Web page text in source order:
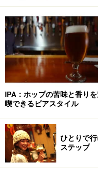
1本5,000円の理由
このビールが高価なの
す。まず、オーク樽で
エルダーベリーを加え
ているとのことで、最
で、このボトルに関して
通常のビールは2週間か
IPA：ホップの苦味と香り
喫できるビアスタイル
ひとりで
ステップ